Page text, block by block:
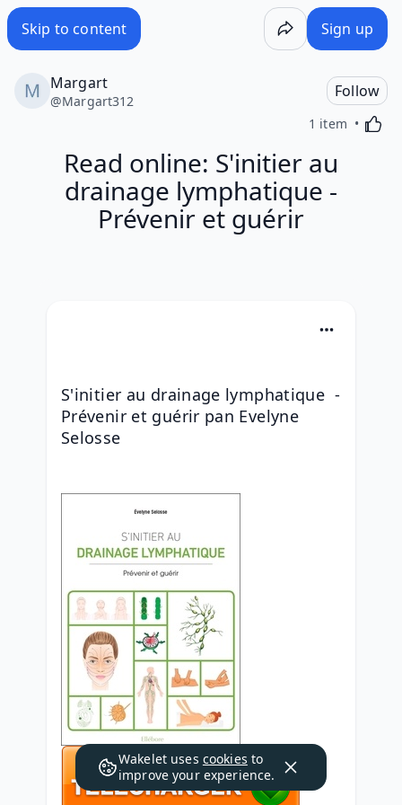
Skip to content Sign up
Margart
@Margart312
Follow
1 item
Read online: S'initier au
drainage lymphatique -
Prévenir et guérir
S'initier au drainage lymphatique  -
Prévenir et guérir pan Evelyne
Selosse
Wakelet uses cookies to
improve your experience.